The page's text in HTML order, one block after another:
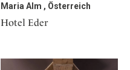
Maria Alm , Österreich
Hotel Eder